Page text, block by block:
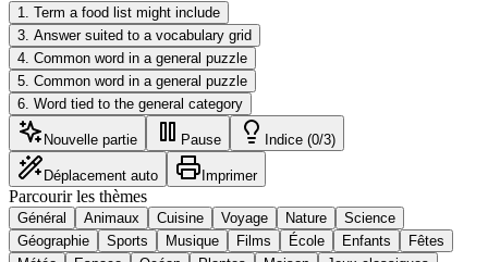
1
Term a food list might include
3 Answer suited to a vocabulary grid
4 Common word in a general puzzle
5 Common word in a general puzzle
6 Word tied to the general category
Nouvelle partie Pause Indice (0/3)
Déplacement auto Imprimer
Parcourir les thèmes
Général Animaux Cuisine Voyage Nature
Science
Géographie
Sports Musique Films École Enfants
Fêtes